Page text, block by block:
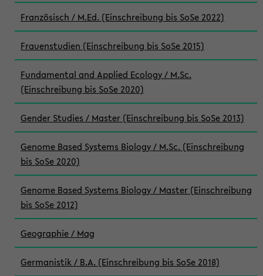
Französisch / M.Ed. (Einschreibung bis SoSe 2022)
Frauenstudien (Einschreibung bis SoSe 2015)
Fundamental and Applied Ecology / M.Sc.
(Einschreibung bis SoSe 2020)
Gender Studies / Master (Einschreibung bis SoSe 2013)
Genome Based Systems Biology / M.Sc. (Einschreibung
bis SoSe 2020)
Genome Based Systems Biology / Master (Einschreibung
bis SoSe 2012)
Geographie / Mag
Germanistik / B.A. (Einschreibung bis SoSe 2018)